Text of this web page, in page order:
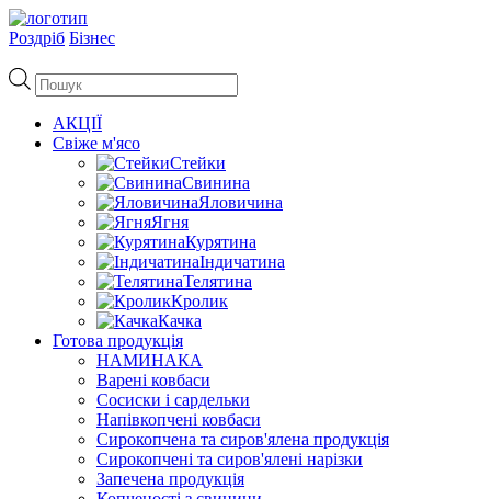
Роздріб Бізнес
Пошук
товарів
АКЦІЇ
Свіже м'ясо
Стейки
Свинина
Яловичина
Ягня
Курятина
Індичатина
Телятина
Кролик
Качка
Готова продукція
НАМИНАКА
Варені ковбаси
Сосиски і сардельки
Напівкопчені ковбаси
Сирокопчена та сиров'ялена продукція
Сирокопчені та сиров'ялені нарізки
Запечена продукція